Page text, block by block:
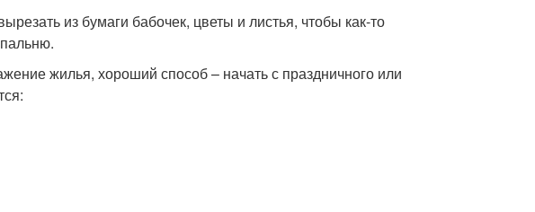
из бумаги бабочек, цветы и листья, чтобы как-то
жилья, хороший способ – начать с праздничного или